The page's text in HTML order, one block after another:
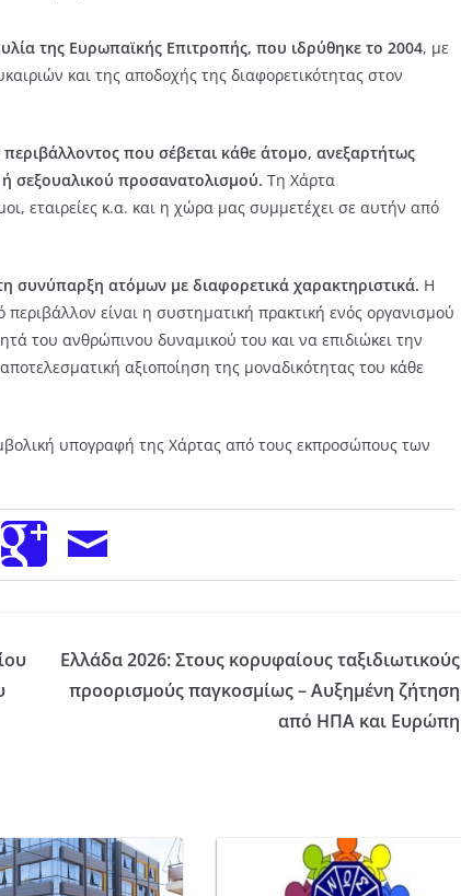
της Ευρωπαϊκής Επιτροπής, που ιδρύθηκε το 2004, με
και της αποδοχής της διαφορετικότητας στον
που σέβεται κάθε άτομο, ανεξαρτήτως
σεξουαλικού προσανατολισμού. Τη Χάρτα
εταιρείες κ.α. και η χώρα μας συμμετέχει σε αυτήν από
συνύπαρξη ατόμων με διαφορετικά χαρακτηριστικά. Η
περιβάλλον είναι η συστηματική πρακτική ενός οργανισμού
του ανθρώπινου δυναμικού του και να επιδιώκει την
αξιοποίηση της μοναδικότητας του κάθε
υπογραφή της Χάρτας από τους εκπροσώπους των
Ελλάδα 2026: Στους κορυφαίους ταξιδιωτικούς
προορισμούς παγκοσμίως – Αυξημένη ζήτηση
από ΗΠΑ και Ευρώπη